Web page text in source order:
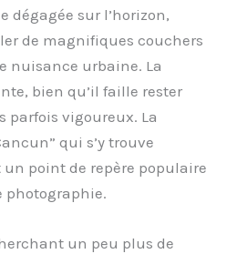
dégagée sur l’horizon,
de magnifiques couchers
nuisance urbaine. La
bien qu’il faille rester
vigoureux. La
qui s’y trouve
point de repère populaire
photographie.
un peu plus de